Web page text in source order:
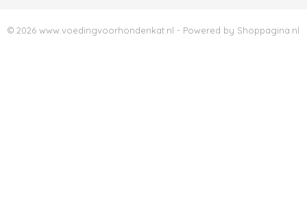
© 2026 www.voedingvoorhondenkat.nl - Powered by Shoppagina.nl